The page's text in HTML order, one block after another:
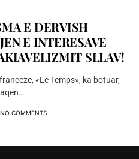
E DERVISH
E INTERESAVE
SLLAV!
«Le Temps», ka botuar,
NO COMMENTS